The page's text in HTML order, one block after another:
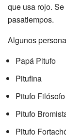
que usa rojo.
pasatiempos.
Algunos
Papá Pitufo
Pitufina
Pitufo
Pitufo
Pitufo